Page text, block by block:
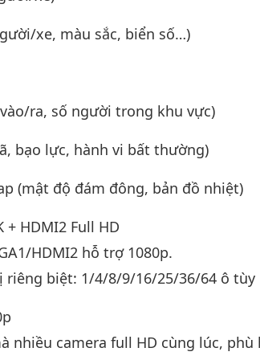
xe, màu sắc, biển số…)
ra, số người trong khu vực)
bạo lực, hành vi bất thường)
(mật độ đám đông, bản đồ nhiệt)
HDMI2 Full HD
HDMI2 hỗ trợ 1080p.
biệt: 1/4/8/9/16/25/36/64 ô tùy
camera full HD cùng lúc,